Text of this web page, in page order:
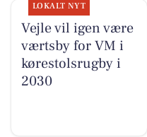
LOKALT NYT
Vejle vil igen være
værtsby for VM i
kørestolsrugby i
2030